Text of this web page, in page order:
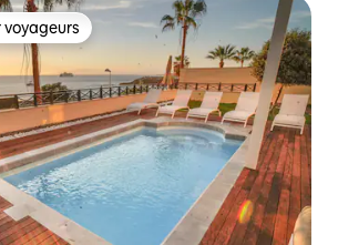
les plus appréciés